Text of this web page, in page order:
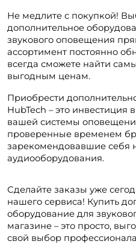
Не медлите с покупкой!
дополнительное
звукового оповещения
ассортимент постоянно
всегда сможете найти
выгодным ценам.
Приобрести
HubTech – это инвестиция
вашей системы
проверенные временем
зарекомендовавшие себя
аудиооборудования.
Сделайте заказы уже
нашего сервиса! Купить
оборудование для
магазине – это просто,
свой выбор